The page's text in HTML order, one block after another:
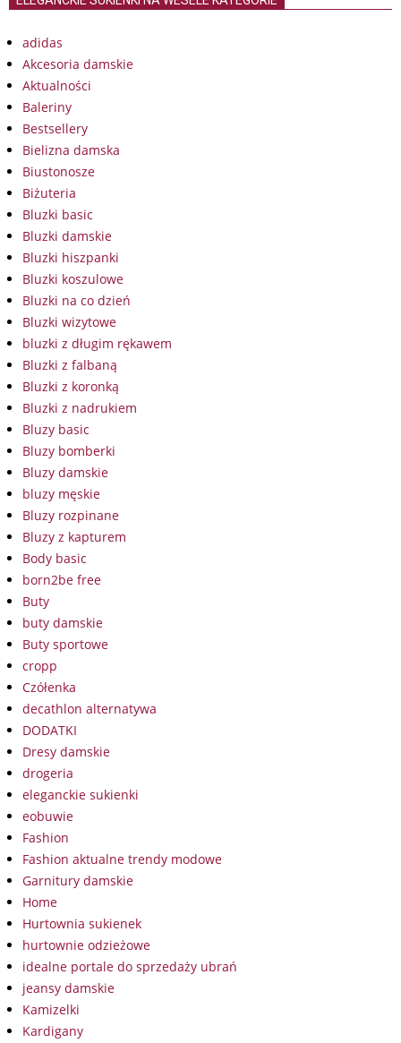
adidas
Akcesoria damskie
Aktualności
Baleriny
Bestsellery
Bielizna damska
Biustonosze
Biżuteria
Bluzki basic
Bluzki damskie
Bluzki hiszpanki
Bluzki koszulowe
Bluzki na co dzień
Bluzki wizytowe
bluzki z długim rękawem
Bluzki z falbaną
Bluzki z koronką
Bluzki z nadrukiem
Bluzy basic
Bluzy bomberki
Bluzy damskie
bluzy męskie
Bluzy rozpinane
Bluzy z kapturem
Body basic
born2be free
Buty
buty damskie
Buty sportowe
cropp
Czółenka
decathlon alternatywa
DODATKI
Dresy damskie
drogeria
eleganckie sukienki
eobuwie
Fashion
Fashion aktualne trendy modowe
Garnitury damskie
Home
Hurtownia sukienek
hurtownie odzieżowe
idealne portale do sprzedaży ubrań
jeansy damskie
Kamizelki
Kardigany